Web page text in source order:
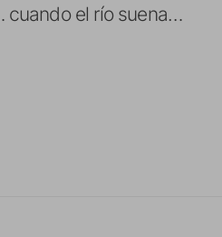
cuando el río suena…